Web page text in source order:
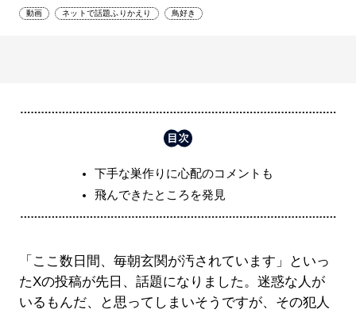
動画 ネットで話題ふりかえり 鳥好き
下手な巣作りに心配のコメントも
飛んできたところを発見
「ここ数日間、毎朝玄関が汚されています」といっ
たXの投稿が先日、話題になりました。迷惑な人が
いるもんだ、と思ってしまいそうですが、その犯人